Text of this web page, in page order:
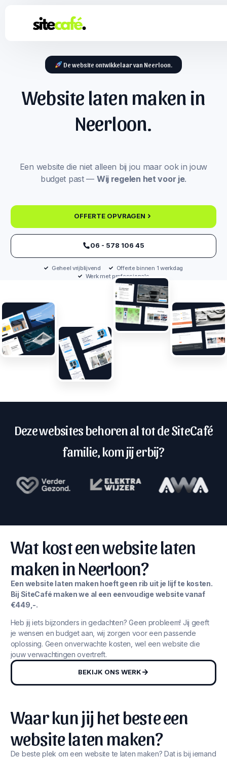
De website ontwikkelaar van Neerloon.
Website laten maken in
Neerloon.
Een website die niet alleen bij jou maar ook in jouw
budget past — Wij regelen het voor je.
OFFERTE OPVRAGEN
‪06 - 578 106 45‬
Geheel vrijblijvend
Offerte binnen 1 werkdag
Werk met professionals
Deze websites behoren al tot de SiteCafé
familie, kom jij erbij?
Wat kost een website laten
maken in Neerloon?
Een website laten maken hoeft geen rib uit je lijf te kosten.
Bij SiteCafé maken we al een eenvoudige website vanaf
€449,-.
Heb jij iets bijzonders in gedachten? Geen probleem! Jij geeft
je wensen en budget aan, wij zorgen voor een passende
oplossing. Geen onverwachte kosten, wel een website die
jouw verwachtingen overtreft.
BEKIJK ONS WERK
Waar kun jij het beste een
website laten maken?
De beste plek om een website te laten maken? Dat is bij iemand